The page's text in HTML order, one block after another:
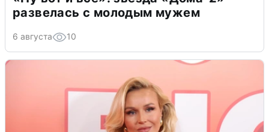
развелась с молодым мужем
6 августа 10